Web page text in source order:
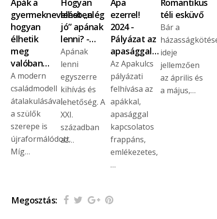
Apák a
gyermeknevelésben:
hogyan
élhetik
meg
valóban…
A modern
családmodell
átalakulásával
a szülők
szerepe is
újraformálódott.
Míg…
Hogyan
lehet „elég
jó” apának
lenni? -…
Apának
lenni
egyszerre
kihívás és
lehetőség. A
XXI.
században
az…
Apa
ezerrel!
2024 -
Pályázat az
apasággal…
Az Apakulcs
pályázati
felhívása az
apákkal,
apasággal
kapcsolatos
frappáns,
emlékezetes,
…
Romantikus
téli esküvő
Bár a
ideje
jellemzően
az április és
a május,…
Megosztás: